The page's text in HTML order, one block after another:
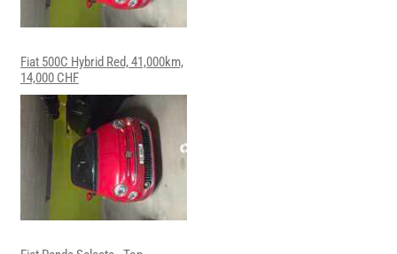
Fiat 500C Hybrid Red, 41,000km,
14,000 CHF